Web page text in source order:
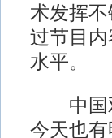
术发挥
过节目
水平。
中国双
今天也